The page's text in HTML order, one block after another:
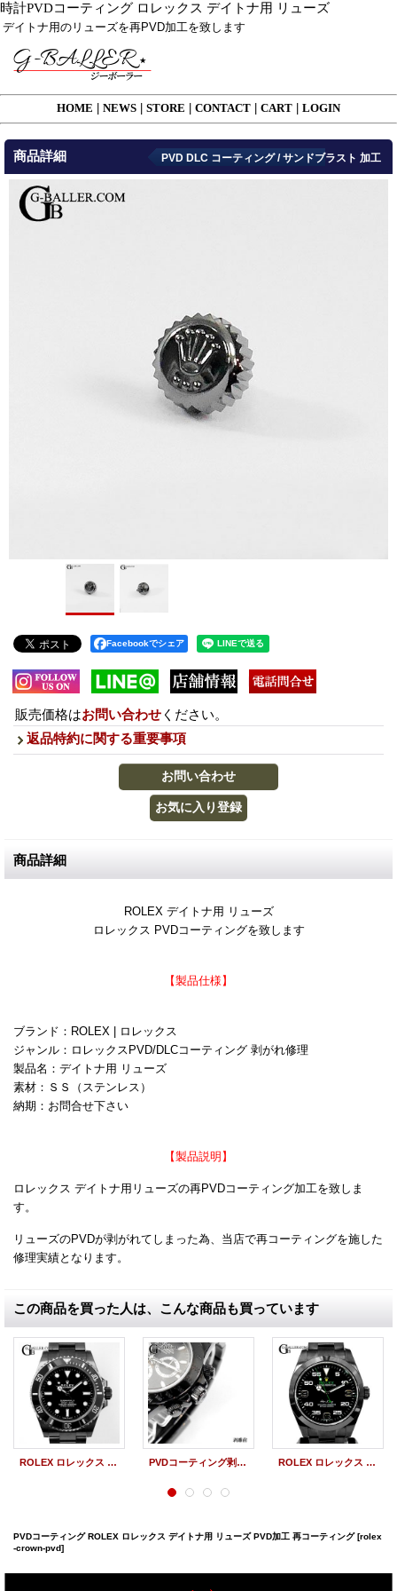
時計PVDコーティング ロレックス デイトナ用 リューズ
デイトナ用のリューズを再PVD加工を致します
HOME NEWS STORE CONTACT CART LOGIN
商品詳細 PVD DLC コーティング / サンドブラスト 加工
Facebookでシェア
販売価格はお問い合わせ ください。
返品特約に関する重要事項
商品詳細
ROLEX デイトナ用 リューズ
ロレックス PVDコーティングを致します
【製品仕様】
ブランド：ROLEX | ロレックス
ジャンル：ロレックスPVD/DLCコーティング 剥がれ修理
製品名：デイトナ用 リューズ
素材：ＳＳ（ステンレス）
納期：お問合せ下さい
【製品説明】
ロレックス デイトナ用リューズの再PVDコーティング加工を致しま
す。
リューズのPVDが剥がれてしまった為、当店で再コーティングを施した
修理実績となります。
この商品を買った人は、こんな商品も買っています
ROLEX ロレックス サブマリーナ ノンデイト 124060 DLCコーティング 加工 再コーティング PVDコーティング剥離 ROLEX ロレックス デイトナ 116520 PVDコーティング剥がし リューズ クロノグラフボタン ROLEX ロレックス PVD加工 DLCコーティング エアキング 116900 再コーティング
PVDコーティング ROLEX ロレックス デイトナ用 リューズ PVD加工 再コーティング[rolex
-crown-pvd]